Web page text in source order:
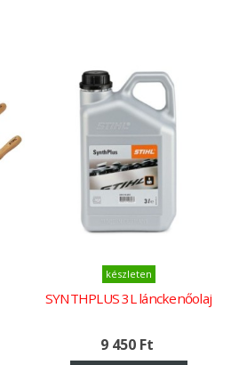
készleten
SYNTHPLUS 3L lánckenőolaj
9 450 Ft